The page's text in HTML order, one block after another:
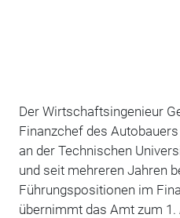
Der Wirtschaftsingenieur
Finanzchef des Autobauers
an der Technischen
und seit mehreren Jahren
Führungspositionen im
übernimmt das Amt zum